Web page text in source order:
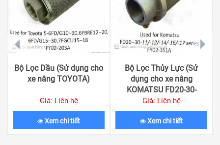
Bộ Lọc Dầu (Sử dụng cho
xe nâng TOYOTA)
Giá: Liên hệ
Xem chi tiết
Bộ Lọc Thủy Lực (Sử
dụng cho xe nâng
KOMATSU FD20-30-
11/-12/-14/-16/-17)
Giá: Liên hệ
Xem chi tiết
prev next